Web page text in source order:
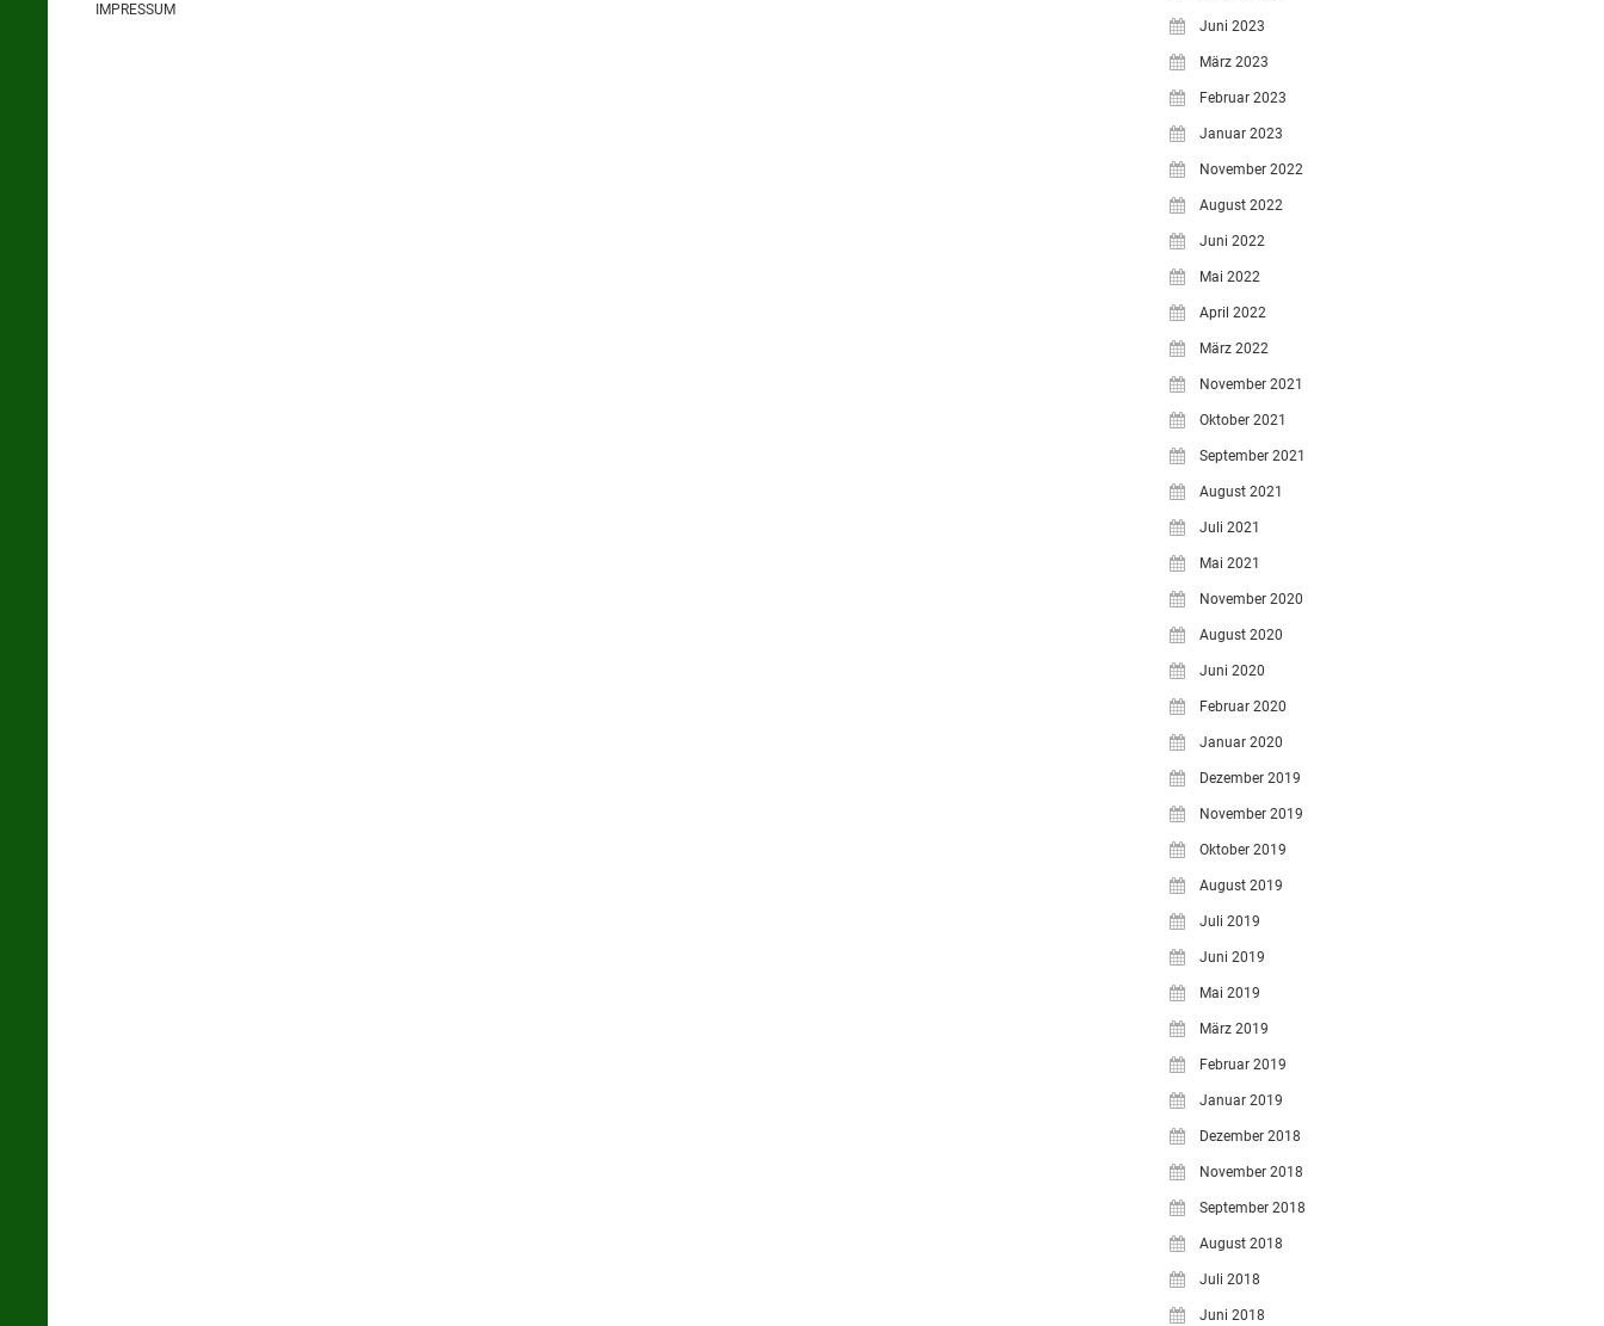
IMPRESSUM
Juni 2023
März 2023
Februar 2023
Januar 2023
November 2022
August 2022
Juni 2022
Mai 2022
April 2022
März 2022
November 2021
Oktober 2021
September 2021
August 2021
Juli 2021
Mai 2021
November 2020
August 2020
Juni 2020
Februar 2020
Januar 2020
Dezember 2019
November 2019
Oktober 2019
August 2019
Juli 2019
Juni 2019
Mai 2019
März 2019
Februar 2019
Januar 2019
Dezember 2018
November 2018
September 2018
August 2018
Juli 2018
Juni 2018